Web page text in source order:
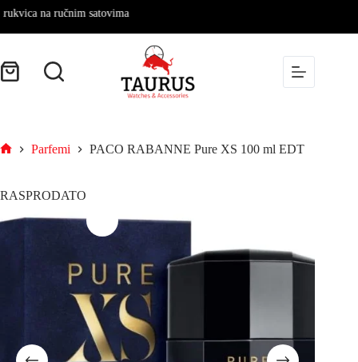
na ručnim satovima
Parfemi PACO RABANNE Pure XS 100 ml EDT
RASPRODATO